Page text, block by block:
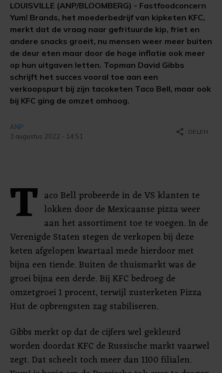
LOUISVILLE (ANP/BLOOMBERG) - Fastfoodconcern
Yum! Brands, het moederbedrijf van kipketen KFC,
merkt dat de vraag naar gefrituurde kip, friet en
andere snacks groeit, nu mensen weer meer buiten
de deur eten maar door de hoge inflatie ook meer
op hun uitgaven letten. Topman David Gibbs
schrijft het succes vooral toe aan een
verkoopspurt bij zijn tacoketen Taco Bell, maar ook
bij KFC ging de omzet omhoog.
ANP
3 augustus 2022 - 14:51
share DELEN
T aco Bell probeerde in de VS klanten te
lokken door de Mexicaanse pizza weer
aan het assortiment toe te voegen. In de
Verenigde Staten stegen de verkopen bij deze
keten afgelopen kwartaal mede hierdoor met
bijna een tiende. Buiten de thuismarkt was de
groei bijna een derde. Bij KFC bedroeg de
omzetgroei 1 procent, terwijl zusterketen Pizza
Hut de opbrengsten zag stabiliseren.
Gibbs merkt op dat de cijfers wel gekleurd
worden doordat KFC de Russische markt vaarwel
zegt. Dat scheelt toch meer dan 1100 filialen.